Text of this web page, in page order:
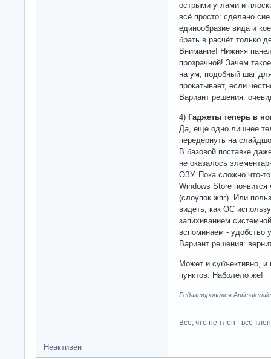
острыми углами и
всё просто: сделано
единообразие вида и
брать в расчёт только
Внимание! Нижняя
прозрачной! Зачем
на ум, подобный шаг
прокатывает, если
Вариант решения:
4) Гаджеты теперь в
Да, еще одно лишнее
передернуть на
В базовой поставке
не оказалось
ОЗУ. Пока сложно что-
Windows Store появится
(слоупок.жпг). Или
видеть, как ОС
запихиванием
вспоминаем - удобство
Вариант решения:
Может и субъективно,
пунктов. Наболело же!
Редактировался
Всё, что не тлен - всё
Неактивен